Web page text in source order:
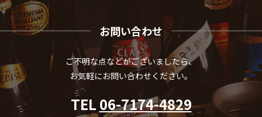
お問い合わせ
ご不明な点などがございましたら、
お気軽にお問い合わせください。
TEL 06-7174-4829